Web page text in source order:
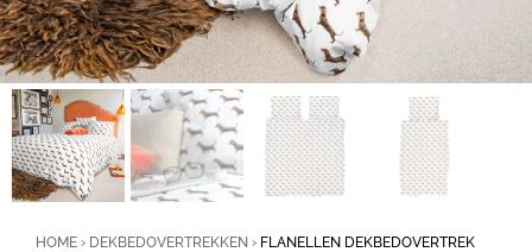
HOME › DEKBEDOVERTREKKEN › FLANELLEN DEKBEDOVERTREK